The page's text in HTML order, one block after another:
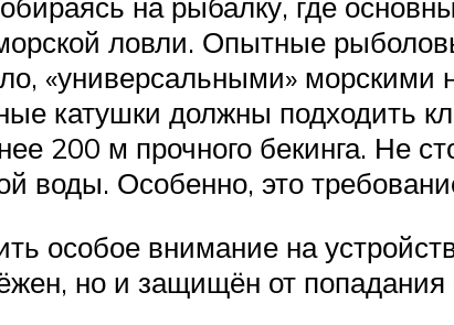
ловли. Опытные
«универсальными»
катушки должны подходить
200 м прочного бекинга. Не
воды. Особенно, это
особое внимание на
но и защищён от